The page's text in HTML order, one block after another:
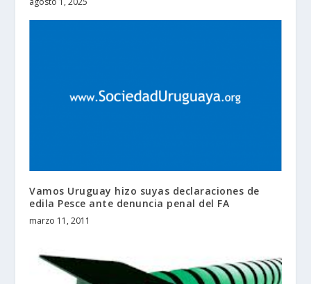
Vamos Uruguay hizo suyas declaraciones de
edila Pesce ante denuncia penal del FA
marzo 11, 2011